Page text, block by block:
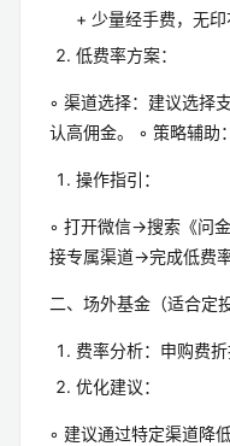
+ 少量经手费，无印
低费率方案：
◦ 渠道选择：建议选择
认高佣金。 ◦ 策略辅助
操作指引：
◦ 打开微信→搜索《问
接专属渠道→完成低费率
二、场外基金（适合定
费率分析：申购费
优化建议：
◦ 建议通过特定渠道降